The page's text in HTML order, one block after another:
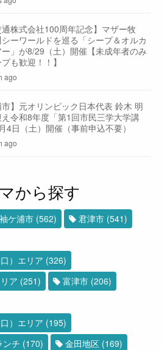
通株式会社100周年記念】マザー牧
ーワールドを巡る「シープ＆オルカ
」が8/29（土）開催【未成年者のみ
も歓迎！！】
ago
市】元オリンピック日本代表 鈴木 明
令和8年度「第1回市民三学大学講
4日（土）開催（事前申込不要）
ago
から探す
袖ケ浦市 (562) 君津市 (541)
）エリア (326)
ア (251) 富津市 (206)
）エリア (195)
ンチ (170) 金田地区 (169)